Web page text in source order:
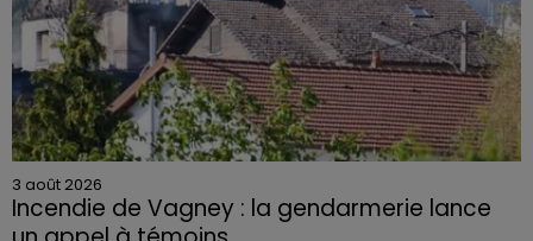
3 août 2026
Incendie de Vagney : la gendarmerie lance